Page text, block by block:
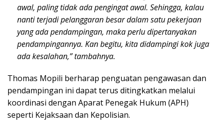
awal, paling tidak ada pengingat awal. Sehingga, kalau
nanti terjadi pelanggaran besar dalam satu pekerjaan
yang ada pendampingan, maka perlu dipertanyakan
pendampingannya. Kan begitu, kita didampingi kok juga
ada kesalahan,” tambahnya.
Thomas Mopili berharap penguatan pengawasan dan
pendampingan ini dapat terus ditingkatkan melalui
koordinasi dengan Aparat Penegak Hukum (APH)
seperti Kejaksaan dan Kepolisian.